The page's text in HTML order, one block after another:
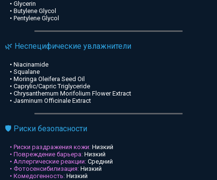
• Glycerin
• Butylene Glycol
• Pentylene Glycol
🌿 Неспецифические увлажнители
• Niacinamide
• Squalane
• Moringa Oleifera Seed Oil
• Caprylic/Capric Triglyceride
• Chrysanthemum Morifolium Flower Extract
• Jasminum Officinale Extract
🛡️ Риски безопасности
• Риски раздражения кожи: Низкий
• Повреждение барьера: Низкий
• Аллергические реакции: Средний
• Фотосенсибилизация: Низкий
• Комедогенность: Низкий